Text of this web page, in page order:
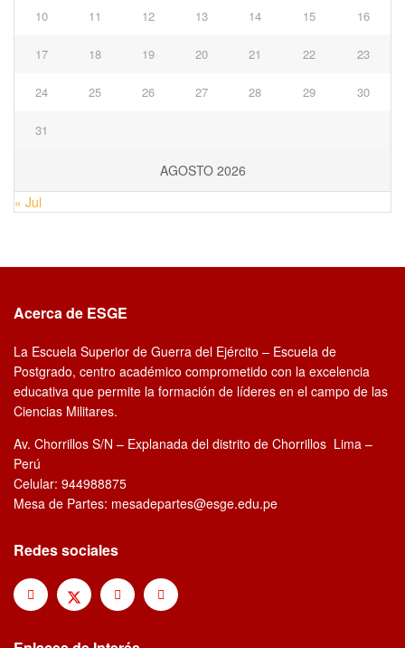
AGOSTO 2026
10 11 12 13 14 15 16
17 18 19 20 21 22 23
24 25 26 27 28 29 30
31
« Jul
Acerca de ESGE
La Escuela Superior de Guerra del Ejército – Escuela de
Postgrado, centro académico comprometido con la excelencia
educativa que permite la formación de líderes en el campo de las
Ciencias Militares.
Av. Chorrillos S/N – Explanada del distrito de Chorrillos Lima –
Perú
Celular: 944988875
Mesa de Partes: mesadepartes@esge.edu.pe
Redes sociales